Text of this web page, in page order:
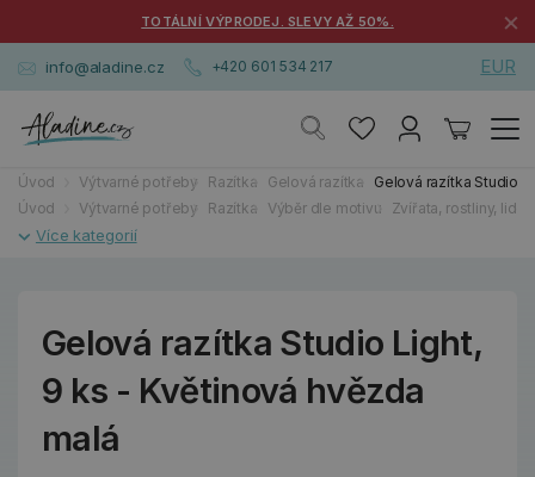
TOTÁLNÍ VÝPRODEJ. SLEVY AŽ 50%. ×
info@aladine.cz +420 601 534 217 EUR
Úvod Výtvarné potřeby Razítka Gelová razítka
Gelová razítka Studio
Úvod
Výtvarné potřeby Razítka Výběr dle motivu Zvířata, rostliny, lidé
Gelová razítka Studio Light,
9 ks - Květinová hvězda
malá